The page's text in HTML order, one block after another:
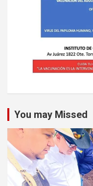
You may Missed